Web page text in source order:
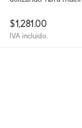
$1,281.00
IVA incluido.